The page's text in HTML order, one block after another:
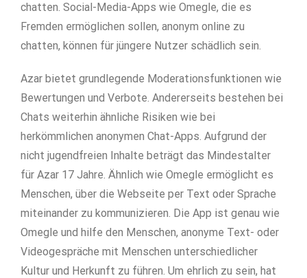
chatten. Social-Media-Apps wie Omegle, die es
Fremden ermöglichen sollen, anonym online zu
chatten, können für jüngere Nutzer schädlich sein.
Azar bietet grundlegende Moderationsfunktionen wie
Bewertungen und Verbote. Andererseits bestehen bei
Chats weiterhin ähnliche Risiken wie bei
herkömmlichen anonymen Chat-Apps. Aufgrund der
nicht jugendfreien Inhalte beträgt das Mindestalter
für Azar 17 Jahre. Ähnlich wie Omegle ermöglicht es
Menschen, über die Webseite per Text oder Sprache
miteinander zu kommunizieren. Die App ist genau wie
Omegle und hilfe den Menschen, anonyme Text- oder
Videogespräche mit Menschen unterschiedlicher
Kultur und Herkunft zu führen. Um ehrlich zu sein, hat